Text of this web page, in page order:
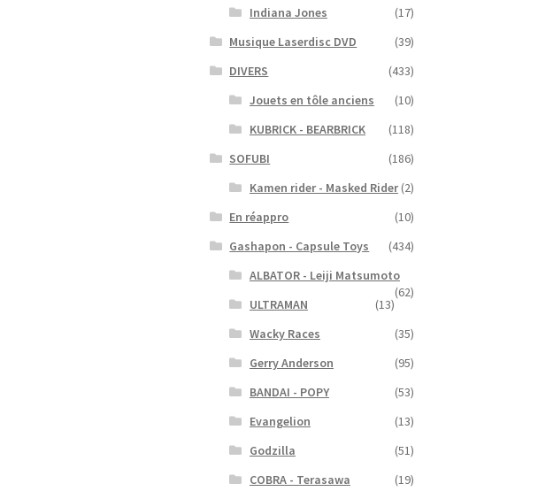
Indiana Jones
(17)
Musique Laserdisc DVD
(39)
DIVERS
(433)
Jouets en tôle anciens
(10)
KUBRICK - BEARBRICK
(118)
SOFUBI
(186)
Kamen rider - Masked Rider (2)
En réappro
(10)
Gashapon - Capsule Toys
(434)
ALBATOR - Leiji Matsumoto
(62)
ULTRAMAN
(13)
Wacky Races
(35)
Gerry Anderson
(95)
BANDAI - POPY
(53)
Evangelion
(13)
Godzilla
(51)
COBRA - Terasawa
(19)